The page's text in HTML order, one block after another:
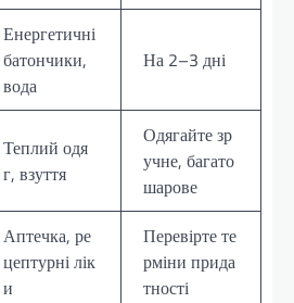
Енергетичні
батончики,
вода
На 2–3 дні
Теплий одя
г, взуття
Одягайте зр
учне, багато
шарове
Аптечка, ре
цептурні лік
и
Перевірте те
рміни прида
тності